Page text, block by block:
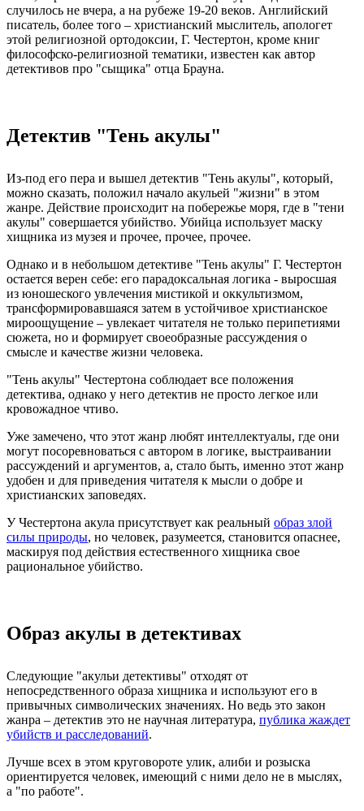
случилось не вчера, а на рубеже 19-20 веков. Английский
писатель, более того – христианский мыслитель, апологет
этой религиозной ортодоксии, Г. Честертон, кроме книг
философско-религиозной тематики, известен как автор
детективов про "сыщика" отца Брауна.
Детектив "Тень акулы"
Из-под его пера и вышел детектив "Тень акулы", который,
можно сказать, положил начало акульей "жизни" в этом
жанре. Действие происходит на побережье моря, где в "тени
акулы" совершается убийство. Убийца использует маску
хищника из музея и прочее, прочее, прочее.
Однако и в небольшом детективе "Тень акулы" Г. Честертон
остается верен себе: его парадоксальная логика - выросшая
из юношеского увлечения мистикой и оккультизмом,
трансформировавшаяся затем в устойчивое христианское
мироощущение – увлекает читателя не только перипетиями
сюжета, но и формирует своеобразные рассуждения о
смысле и качестве жизни человека.
"Тень акулы" Честертона соблюдает все положения
детектива, однако у него детектив не просто легкое или
кровожадное чтиво.
Уже замечено, что этот жанр любят интеллектуалы, где они
могут посоревноваться с автором в логике, выстраивании
рассуждений и аргументов, а, стало быть, именно этот жанр
удобен и для приведения читателя к мысли о добре и
христианских заповедях.
У Честертона акула присутствует как реальный образ злой
силы природы, но человек, разумеется, становится опаснее,
маскируя под действия естественного хищника свое
рациональное убийство.
Образ акулы в детективах
Следующие "акульи детективы" отходят от
непосредственного образа хищника и используют его в
привычных символических значениях. Но ведь это закон
жанра – детектив это не научная литература, публика жаждет
убийств и расследований.
Лучше всех в этом круговороте улик, алиби и розыска
ориентируется человек, имеющий с ними дело не в мыслях,
а "по работе".